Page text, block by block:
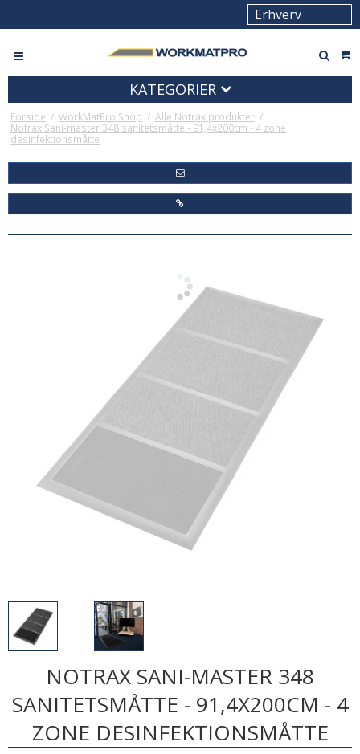
KATEGORIER
Forside / WorkMatPro Shop / Alle Notrax produkter /
Notrax Sani-master 348 sanitetsmåtte - 91,4x200cm - 4 zone
desinfektionsmåtte
NOTRAX SANI-MASTER 348
SANITETSMÅTTE - 91,4X200CM - 4
ZONE DESINFEKTIONSMÅTTE